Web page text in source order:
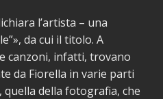
l’artista – una
da cui il titolo. A
canzoni, infatti, trovano
da Fiorella in varie parti
quella della fotografia, che